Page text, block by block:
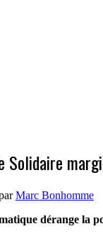
Solidaire
Marc Bonhomme
dérange la